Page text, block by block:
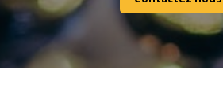
Contactez nous